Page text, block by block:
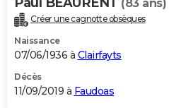
(83 ans)
Créer une cagnotte obsèques
Naissance
07/06/1936 à Clairfayts
Décès
11/09/2019 à Faudoas